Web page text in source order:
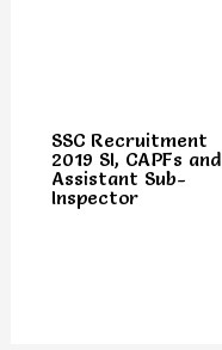
SSC Recruitment
2019 SI, CAPFs and
Assistant Sub-
Inspector